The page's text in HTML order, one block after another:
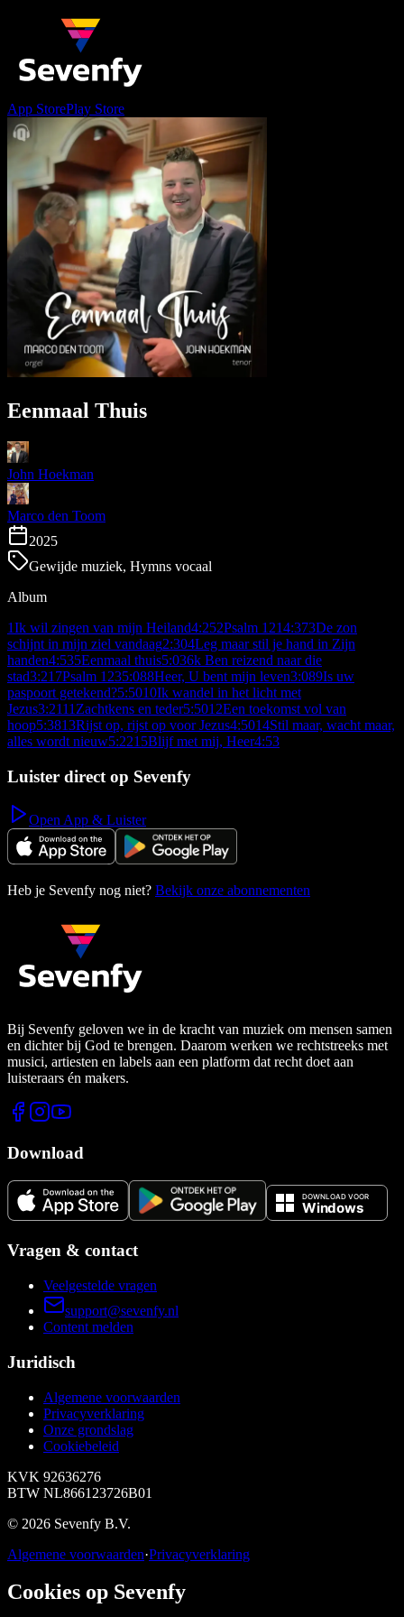
App StorePlay Store
Eenmaal Thuis
John Hoekman
Marco den Toom
2025
Gewijde muziek, Hymns vocaal
Album
1Ik wil zingen van mijn Heiland4:252Psalm 1214:373De zon
schijnt in mijn ziel vandaag2:304Leg maar stil je hand in Zijn
handen4:535Eenmaal thuis5:036k Ben reizend naar die
stad3:21 7Psalm 1235:088Heer, U bent mijn leven3:089Is uw
paspoort getekend?5:5010Ik wandel in het licht met
Jezus3:2111 Zachtkens en teder5:5012Een toekomst vol van
hoop5:3813Rijst op, rijst op voor Jezus4:5014Stil maar, wacht maar,
alles wordt nieuw5:2215Blijf met mij, Heer4:53
Luister direct op Sevenfy
Open App & Luister
Heb je Sevenfy nog niet? Bekijk onze abonnementen
Bij Sevenfy geloven we in de kracht van muziek om mensen samen
en dichter bij God te brengen. Daarom werken we rechtstreeks met
musici, artiesten en labels aan een platform dat recht doet aan
luisteraars én makers.
Download
Vragen & contact
Veelgestelde vragen
support@sevenfy.nl
Content melden
Juridisch
Algemene voorwaarden
Privacyverklaring
Onze grondslag
Cookiebeleid
KVK 92636276
BTW NL866123726B01
© 2026 Sevenfy B.V.
Algemene voorwaarden·Privacyverklaring
Cookies op Sevenfy